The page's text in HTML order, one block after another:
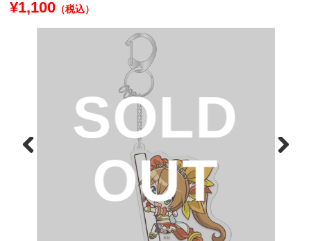
麻雀物語 かぎっ娘キーホルダ
¥1,100（税込）